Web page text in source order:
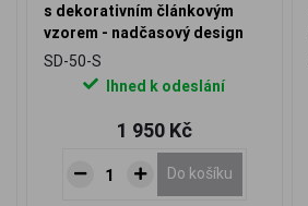
s dekorativním článkovým
vzorem - nadčasový design
SD-50-S
Ihned k odeslání
1 950 Kč
Do košíku